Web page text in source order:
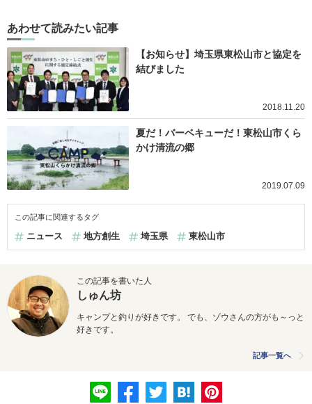
あわせて読みたい記事
【お知らせ】埼玉県東松山市と協定を
結びました
2018.11.20
夏だ！バーベキューだ！東松山市くら
かけ清流の郷
2019.07.09
この記事に関連するタグ
ニュース 地方創生 埼玉県 東松山市
この記事を書いた人
しゅん坊
キャンプと釣りが好きです。 でも、ゾウさんの方がも～っと
好きです。
記事一覧へ